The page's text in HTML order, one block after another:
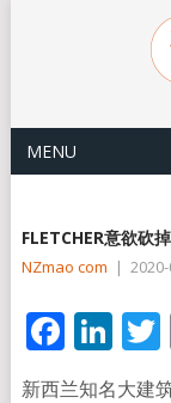
MENU
FLETCHER意欲砍
NZmao com |
新西兰知名大建